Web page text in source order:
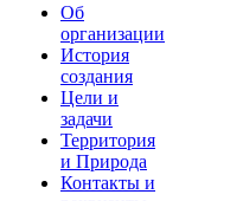
Об
организации
История
создания
Цели и
задачи
Территория
и Природа
Контакты и